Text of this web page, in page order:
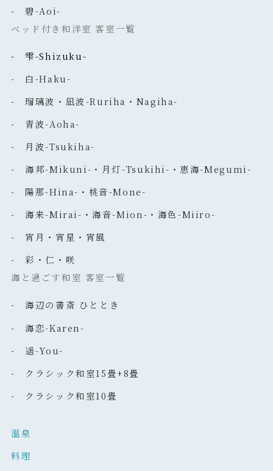
- 碧-Aoi-
ベッド付き和洋室 客室一覧
- 雫-Shizuku-
- 白-Haku-
- 瑠璃波・凪波-Ruriha・Nagiha-
- 青波-Aoha-
- 月波-Tsukiha-
- 海邦-Mikuni-・月灯-Tsukihi-・恵海-Megumi-
- 陽那-Hina-・桃音-Mone-
- 海来-Mirai-・海音-Mion-・海色-Miiro-
- 宵月・宵星・宵風
- 彩・仁・咲
海と過ごす和室 客室一覧
- 海辺の書斎 ひととき
- 海恋-Karen-
- 遥-You-
- クラシック和室15畳+8畳
- クラシック和室10畳
温泉
料理